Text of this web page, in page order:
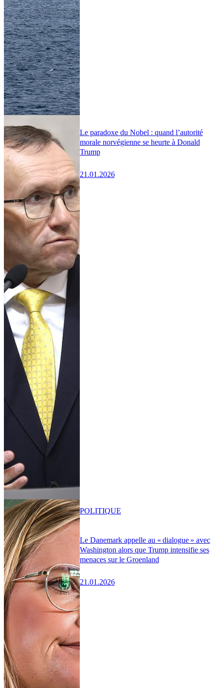
Le paradoxe du Nobel : quand l’autorité
morale norvégienne se heurte à Donald
Trump
21.01.2026
Le Danemark appelle au « dialogue » avec
Washington alors que Trump intensifie ses
menaces sur le Groenland
21.01.2026
POLITIQUE